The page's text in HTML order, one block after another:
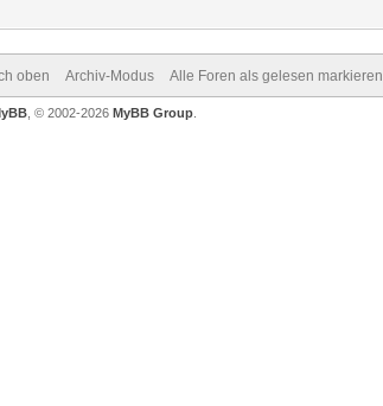
oben Archiv-Modus Alle Foren als gelesen markieren
, © 2002-2026 MyBB Group.